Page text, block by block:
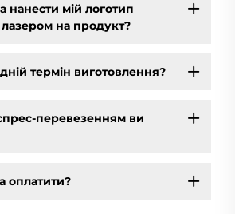
мій логотип
на продукт?
термін виготовлення?
перевезенням ви
оплатити?